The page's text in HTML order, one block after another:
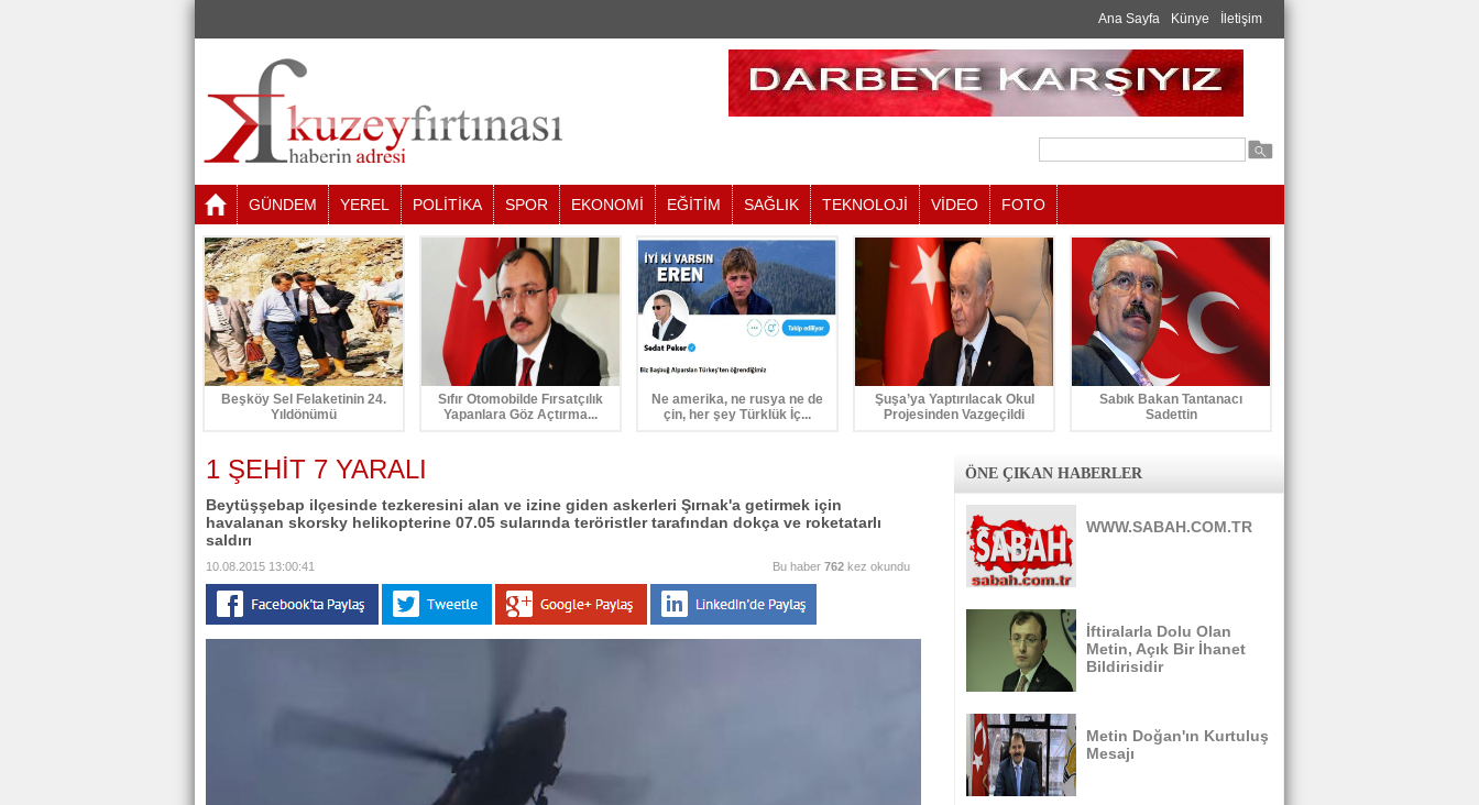
Ana Sayfa Künye İletişim
GÜNDEM YEREL POLİTİKA SPOR EKONOMİ EĞİTİM SAĞLIK TEKNOLOJİ VİDEO FOTO
Beşköy Sel Felaketinin 24.
Yıldönümü
Sıfır Otomobilde Fırsatçılık
Yapanlara Göz Açtırma...
Ne amerika, ne rusya ne de
çin, her şey Türklük İç...
Şuşa’ya Yaptırılacak Okul
Projesinden Vazgeçildi
Sabık Bakan Tantanacı
Sadettin
1 ŞEHİT 7 YARALI
Beytüşşebap ilçesinde tezkeresini alan ve izine giden askerleri Şırnak'a getirmek için
havalanan skorsky helikopterine 07.05 sularında teröristler tarafından dokça ve roketatarlı
saldırı
10.08.2015 13:00:41 Bu haber 762 kez okundu
ÖNE ÇIKAN HABERLER
WWW.SABAH.COM.TR
İftiralarla Dolu Olan
Metin, Açık Bir İhanet
Bildirisidir
Metin Doğan'ın Kurtuluş
Mesajı